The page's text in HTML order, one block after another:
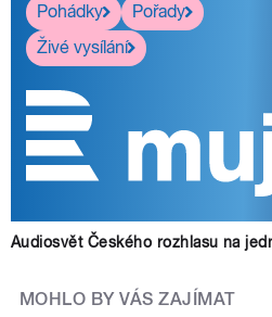
Pohádky
Pořady
Živé vysílání
Audiosvět Českého rozhlasu na
MOHLO BY VÁS ZAJÍMAT